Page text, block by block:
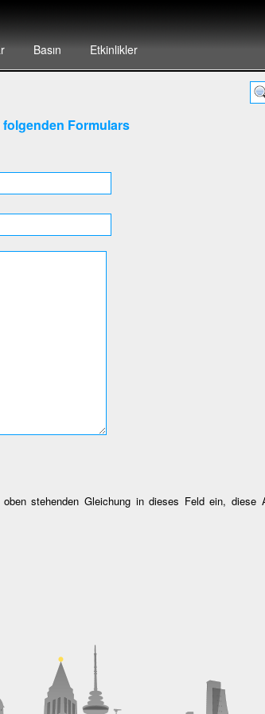
Basın Etkinlikler
Formulars
stehenden Gleichung in dieses Feld ein, diese